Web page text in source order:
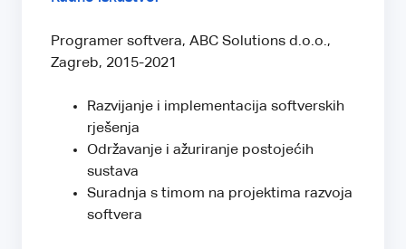
Programer softvera, ABC Solutions d.o.o.,
Zagreb, 2015-2021
Razvijanje i implementacija softverskih
rješenja
Održavanje i ažuriranje postojećih
sustava
Suradnja s timom na projektima razvoja
softvera